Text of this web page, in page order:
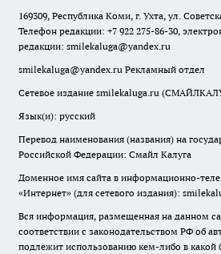
169309, Республика Коми, г. Ухта, ул.
Телефон редакции: +7 922 275-86-30,
редакции: smilekaluga@yandex.ru
smilekaluga@yandex.ru Рекламный отдел
Сетевое издание smilekaluga.ru
Язык(и): русский
Перевод наименования (названия) на
Российской Федерации: Смайл Калуга
Доменное имя сайта в информационно-
«Интернет» (для сетевого издания):
Вся информация, размещенная на данном
соответствии с законодательством РФ об
подлежит использованию кем-либо в